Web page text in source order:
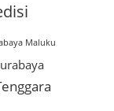
Maluku